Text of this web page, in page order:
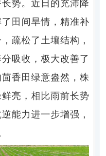
势。近日的充沛降
田间旱情，精准补
疏松了土壤结构，
吸收，极大改善了
香田绿意盎然，株
亮，相比雨前长势
能力进一步增强，